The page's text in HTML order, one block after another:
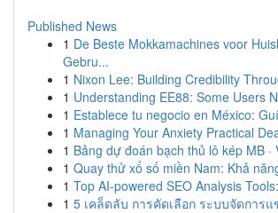
Published News
1 De Beste Mokkamachines voor
Gebru...
1 Nixon Lee: Building Credibility
1 Understanding EE88: Some Users
1 Establece tu negocio en México:
1 Managing Your Anxiety Practical
1 Bảng dự đoán bạch thủ lô kép MB ·
1 Quay thử xổ số miền Nam: Khả
1 Top AI-powered SEO Analysis
1 5 เคล็ดลับ การคัดเลือก ระบบจัดการ